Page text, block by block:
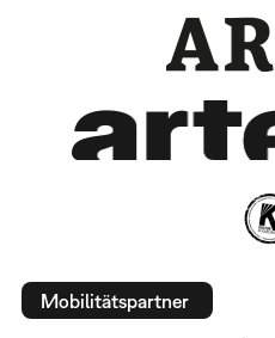
Mobilitätspartner